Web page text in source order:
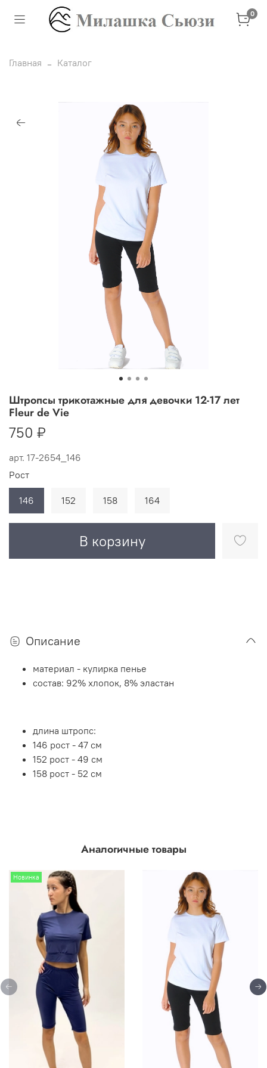
0
Главная Каталог
арт. 17-2654_146
Штропсы трикотажные для девочки 12-17 лет
Fleur de Vie
750 ₽
В корзину
Рост
146 152 158 164
Описание
материал - кулирка пенье
состав: 92% хлопок, 8% эластан
длина штропс:
146 рост - 47 см
152 рост - 49 см
158 рост - 52 см
Аналогичные товары
Новинка